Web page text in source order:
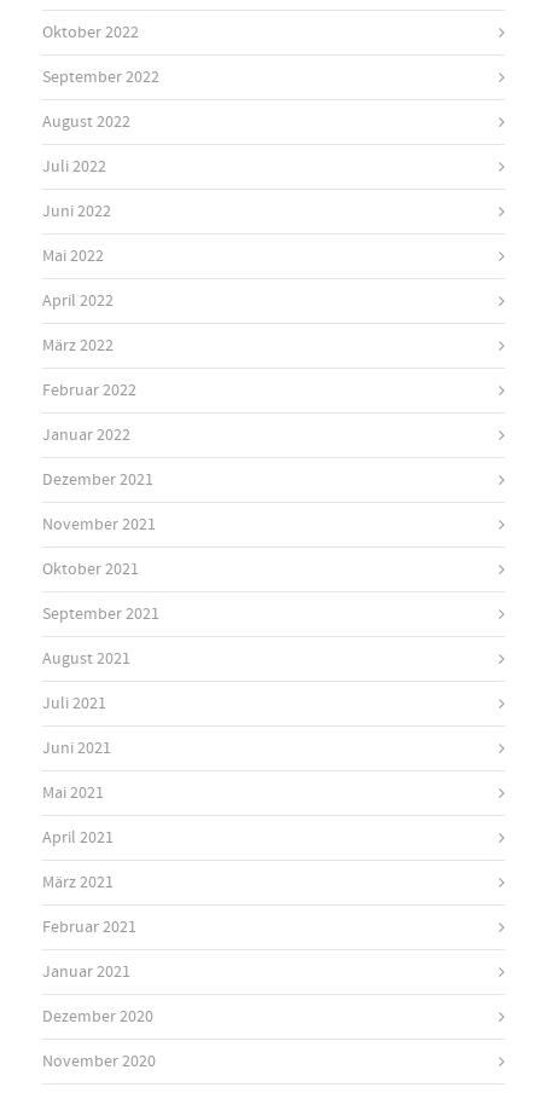
Oktober 2022
September 2022
August 2022
Juli 2022
Juni 2022
Mai 2022
April 2022
März 2022
Februar 2022
Januar 2022
Dezember 2021
November 2021
Oktober 2021
September 2021
August 2021
Juli 2021
Juni 2021
Mai 2021
April 2021
März 2021
Februar 2021
Januar 2021
Dezember 2020
November 2020